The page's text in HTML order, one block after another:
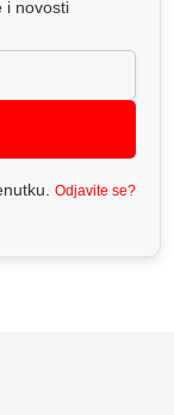
i novosti
Odjavite se?